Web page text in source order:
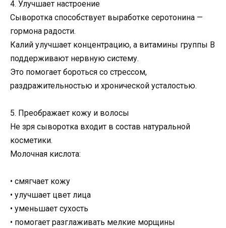
4. Улучшает настроение
Сыворотка способствует выработке серотонина —
гормона радости.
Калий улучшает концентрацию, а витамины группы B
поддерживают нервную систему.
Это помогает бороться со стрессом,
раздражительностью и хронической усталостью.
5. Преображает кожу и волосы
Не зря сыворотка входит в состав натуральной
косметики.
Молочная кислота:
• смягчает кожу
• улучшает цвет лица
• уменьшает сухость
• помогает разглаживать мелкие морщины